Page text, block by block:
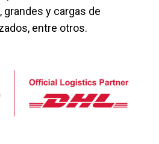
y cargas de
entre otros.